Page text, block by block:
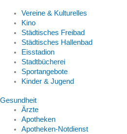
Vereine & Kulturelles
Kino
Städtisches Freibad
Städtisches Hallenbad
Eisstadion
Stadtbücherei
Sportangebote
Kinder & Jugend
Gesundheit
Ärzte
Apotheken
Apotheken-Notdienst